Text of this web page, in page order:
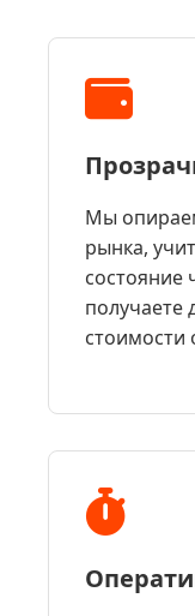
Мы
рынка,
состояние
получаете
стоимости